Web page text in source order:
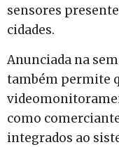
sensores
cidades.
Anunciada na
também permite
como
integrados ao